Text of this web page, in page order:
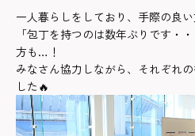
一人暮らしをしており、手際の良い
「包丁を持つのは数年ぶりです・
方も…！
みなさん協力しながら、それぞれ
した🔥